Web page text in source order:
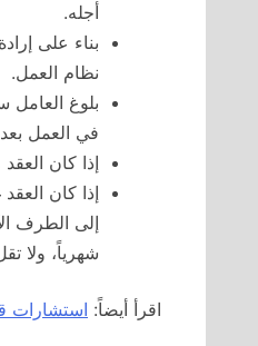
أجله.
بناء على
نظام العمل.
بلوغ العامل
في العمل
إذا كان
إذا كان
إلى الطرف
شهرياً، ولا
اقرأ أيضاً: استشارات